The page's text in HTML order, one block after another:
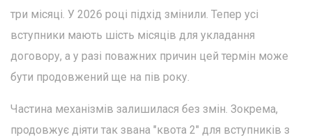
три місяці. У 2026 році підхід змінили. Тепер усі
вступники мають шість місяців для укладання
договору, а у разі поважних причин цей термін може
бути продовжений ще на пів року.
Частина механізмів залишилася без змін. Зокрема,
продовжує діяти так звана "квота 2" для вступників з